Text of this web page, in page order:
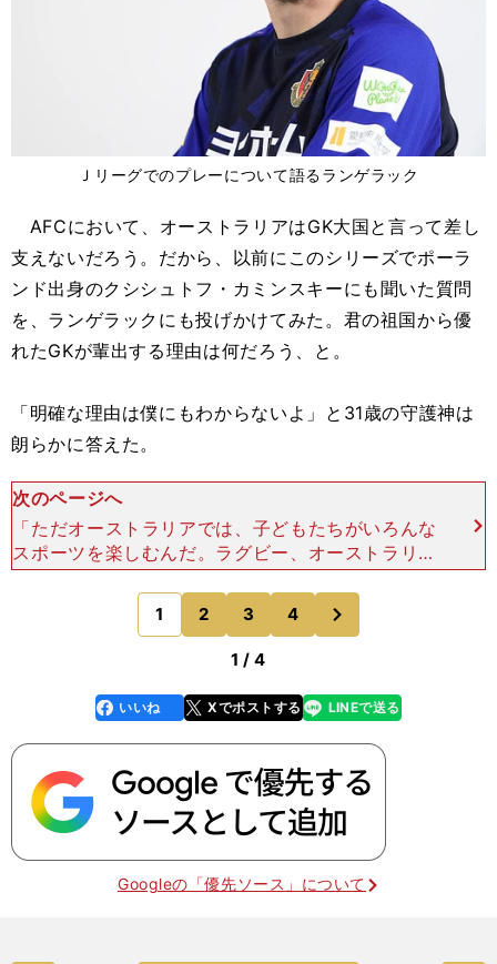
Ｊリーグでのプレーについて語るランゲラック
AFCにおいて、オーストラリアはGK大国と言って差し
支えないだろう。だから、以前にこのシリーズでポーラ
ンド出身のクシシュトフ・カミンスキーにも聞いた質問
を、ランゲラックにも投げかけてみた。君の祖国から優
れたGKが輩出する理由は何だろう、と。
「明確な理由は僕にもわからないよ」と31歳の守護神は
朗らかに答えた。
次のページへ
「ただオーストラリアでは、子どもたちがいろんな
スポーツを楽しむんだ。ラグビー、オーストラリア
ン・フットボール、クリケット......。小さい頃から
そうした手を使うスポーツをすることによって、手
や腕のコ
1 2 3 4
のページへ
1 / 4
faceboo
k
いいね Xでポストする
line LINEで送る
Googleの「優先ソース」について